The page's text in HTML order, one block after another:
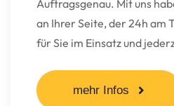
Auftragsgenau. Mit uns
an Ihrer Seite, der 24h am
für Sie im Einsatz und
mehr Infos